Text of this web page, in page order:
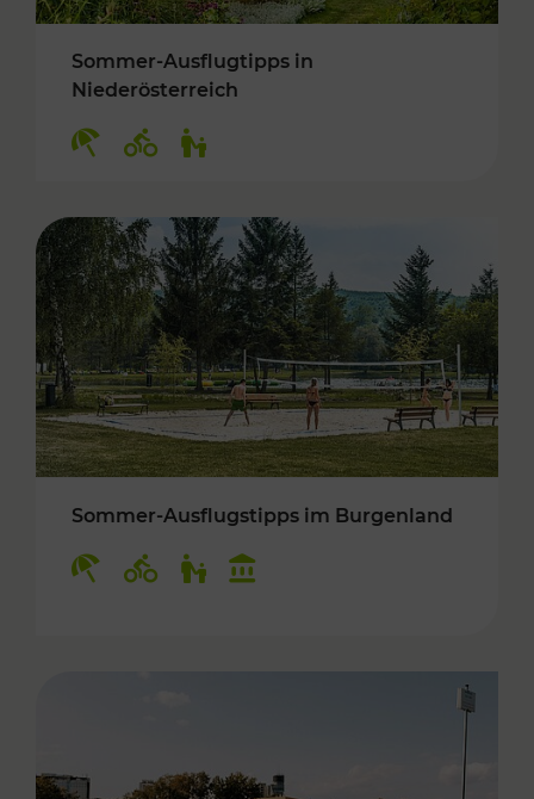
Sommer-Ausflugtipps in
Niederösterreich
Sommer-Ausflugstipps im Burgenland